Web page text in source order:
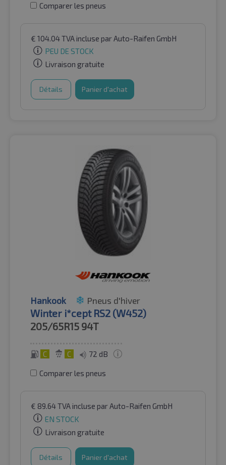
Comparer les pneus
€ 104.04TVA incluse par Auto-Raifen GmbH
PEU DE STOCK
Livraison gratuite
Détails Panier d'achat
Hankook Pneus d'hiver
Winter i*cept RS2 (W452)
205/65R15 94T
C C 72 dB
Comparer les pneus
€ 89.64TVA incluse par Auto-Raifen GmbH
EN STOCK
Livraison gratuite
Détails Panier d'achat